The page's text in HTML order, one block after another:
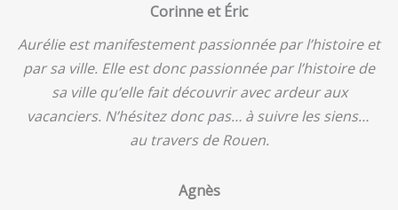
Corinne et Éric
Aurélie est manifestement passionnée par l’histoire et
par sa ville. Elle est donc passionnée par l’histoire de
sa ville qu’elle fait découvrir avec ardeur aux
vacanciers. N’hésitez donc pas… à suivre les siens…
au travers de Rouen.
Agnès